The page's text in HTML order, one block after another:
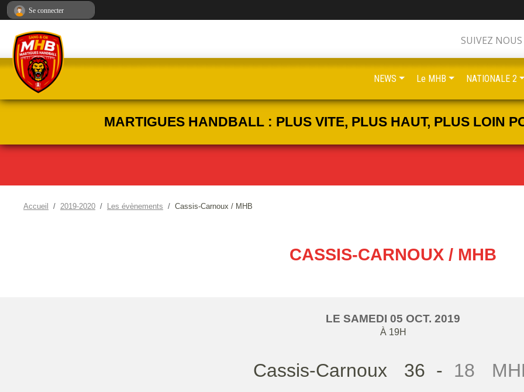
MARTIGUES HANDBALL : PLUS VITE, PLUS HAUT, PLUS LOIN
Accueil 2019-2020 Les évènements Cassis-Carnoux / MHB
CASSIS-CARNOUX / MHB
LE SAMEDI 05 OCT. 2019
À 19H
Cassis-Carnoux 36 - 18
SUIVEZ
NEWS Le MHB NATIONALE 2
Se connecter
Panneau de gestion des cookies